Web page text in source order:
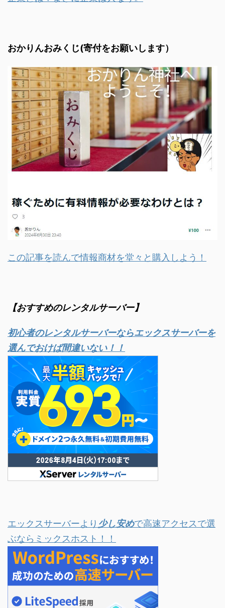
おかりんおみくじ(寄付をお願いします）
この記事を読んで情報商材を堂々と購入しよう！
【おすすめのレンタルサーバー】
初心者のレンタルサーバーならエックスサーバーを
選んでおけば間違いない！！
エックスサーバーより 少し安めで高速アクセスで選
ぶならミックスホスト！！